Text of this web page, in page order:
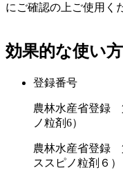
にご確認の上ご使用く
効果的な使い方
登録番号
農林水産省登録
ノ粒剤6）
農林水産省登録
ススピノ粒剤６）